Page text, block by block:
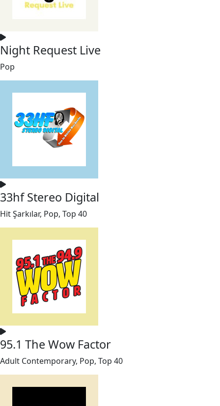
Night Request Live
Pop
33hf Stereo Digital
Hit Şarkılar, Pop, Top 40
95.1 The Wow Factor
Adult Contemporary, Pop, Top 40